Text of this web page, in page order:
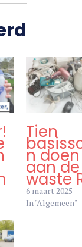
Tien
n
aan de
waste
6 maart 2025
In "Algemeen"